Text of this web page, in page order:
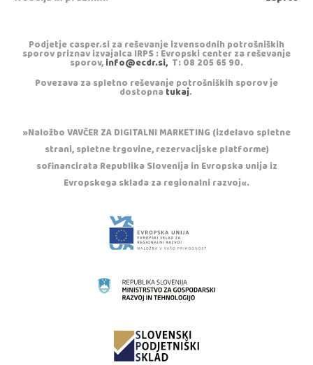
Podjetje casper.si za reševanje izvensodnih potrošniških
sporov priznav izvajalca IRPS : Evropski center za reševanje
sporov,info@ecdr.si, T: 08 205 65 90.
Povezava za spletno reševanje potrošniških sporov je
dostopnatukaj.
»Naložbo VAVČER ZA DIGITALNI MARKETING (izdelavo spletne
strani, spletne trgovine, rezervacijske platforme)
sofinancirata Republika Slovenija in Evropska unija iz
Evropskega sklada za regionalni razvoj«.